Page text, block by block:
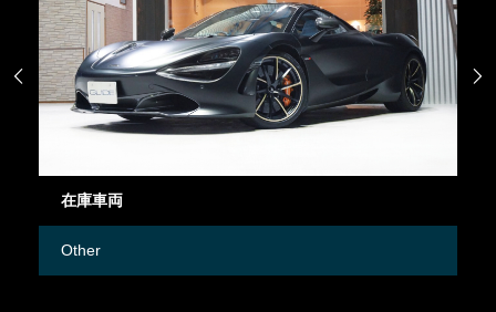
在庫車両
Other
 